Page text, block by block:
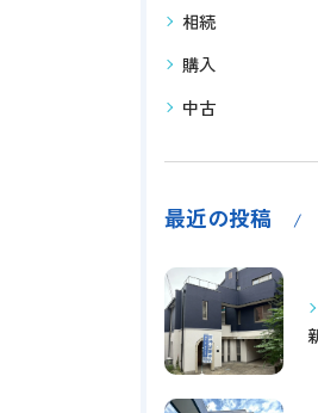
相続
購入
中古
最近の投稿